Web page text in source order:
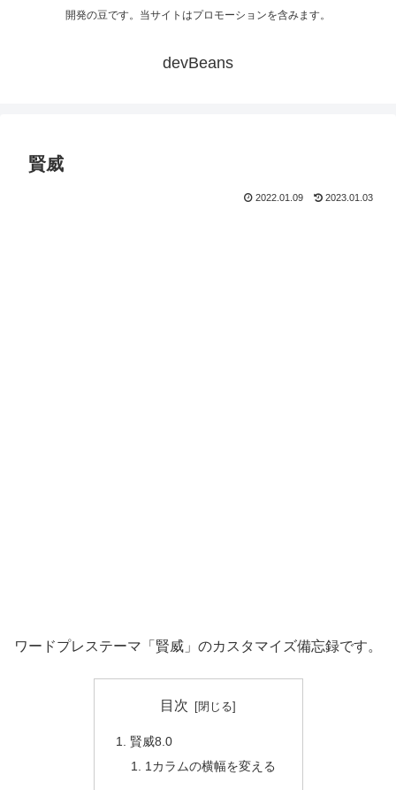
開発の豆です。当サイトはプロモーションを含みます。
devBeans
賢威
2022.01.09 2023.01.03
ワードプレステーマ「賢威」のカスタマイズ備忘録です。
目次
賢威8.0
1カラムの横幅を変える